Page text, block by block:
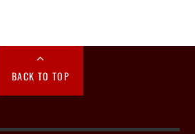
BACK TO TOP